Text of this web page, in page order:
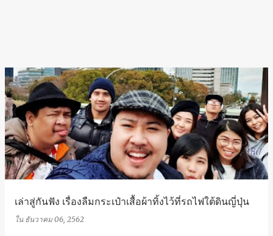
เล่าสู่กันฟัง เรื่องลืมกระเป๋าเสื้อผ้าทิ้งไว้ที่รถไฟใต้ดินญี่ปุ่น
ใน ธันวาคม 06, 2562